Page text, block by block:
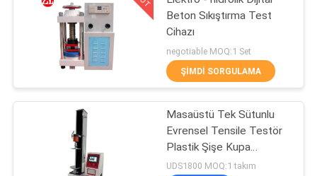
KONTROL
ULAŞIN
HABERLER
İki Merdaneli
Değirmen
Beton Sıkıştırma Test
Cihazı
negotiable MOQ:1 Set
ŞIMDI SORGULAMA
Masaüstü Tek Sütunlu
Evrensel Tensile Testör
Plastik Şişe Kupa
Sıkıştırma Test Makinesi
UDS1800 MOQ:1 takım